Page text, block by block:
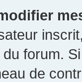
forum.
de